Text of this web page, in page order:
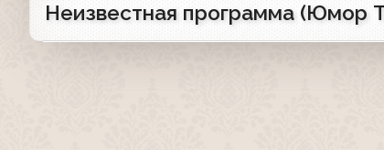
Неизвестная программа (Юмор